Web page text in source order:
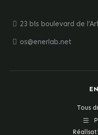
23 bis boulevard de
os@enerlab.net
Tous